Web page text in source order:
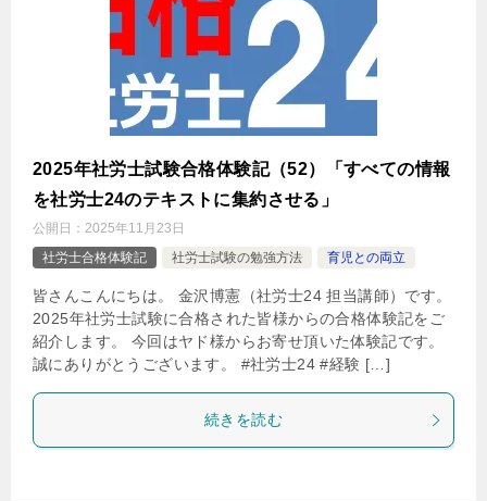
2025年社労士試験合格体験記（52）「すべての情報
を社労士24のテキストに集約させる」
公開日： 2025年11月23日
社労士合格体験記
社労士試験の勉強方法 育児との両立
皆さんこんにちは。 金沢博憲（社労士24 担当講師）です。
2025年社労士試験に合格された皆様からの合格体験記をご
紹介します。 今回はヤド様からお寄せ頂いた体験記です。
誠にありがとうございます。 #社労士24 #経験 […]
続きを読む